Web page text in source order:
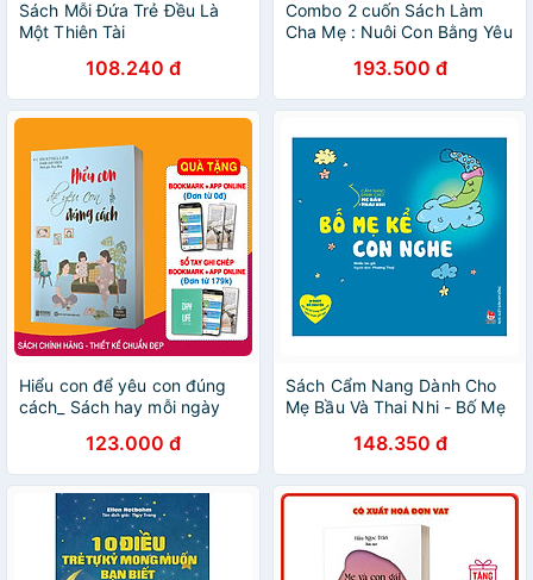
Sách Mỗi Đứa Trẻ Đều Là
Một Thiên Tài
108.240 đ
Combo 2 cuốn Sách Làm
Cha Mẹ : Nuôi Con Bằng Yêu
Trí + Cách Khen Cách Mắng
Cách Phạt Con (Tái Bản)
193.500 đ
Hiểu con để yêu con đúng
cách_ Sách hay mỗi ngày
123.000 đ
Sách Cẩm Nang Dành Cho
Mẹ Bầu Và Thai Nhi - Bố Mẹ
148.350 đ